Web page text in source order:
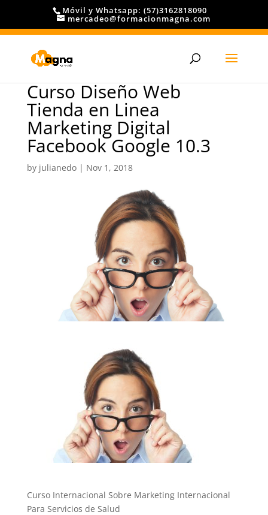
Móvil y Whatsapp: (57)3162818090
mercadeo@formacionmagna.com
Curso Diseño Web
Tienda en Linea
Marketing Digital
Facebook Google 10.3
by julianedo| Nov 1, 2018
Curso Internacional Sobre Marketing Internacional
Para Servicios de Salud